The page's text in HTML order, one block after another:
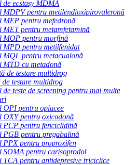
de ecstasy MDMA
MDPV pentru metilendioxipirovaleronă
MEP pentru mefedronă
MET pentru metamfetamină
MOP pentru morfină
MPD pentru metilfenidat
MQL pentru metacualonă
MTD cu metadonă
de testare multidrog
de testare multidrog
de teste de screening pentru mai multe
OPI pentru opiacee
OXY pentru oxicodonă
PCP pentru fenciclidină
PGB pentru pregabalină
PPX pentru proproxifen
SOMA pentru carisoprodol
TCA pentru antidepresive triciclice